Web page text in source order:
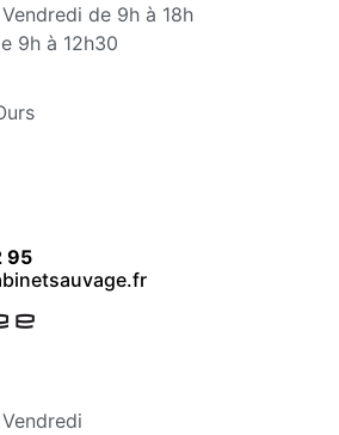
de 9h à 18h
9h à 12h30
95